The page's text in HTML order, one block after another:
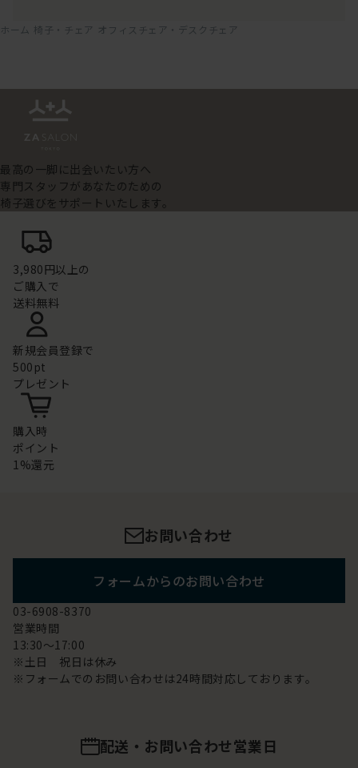
ホーム 椅子・チェア オフィスチェア・デスクチェア
最高の一脚に出会いたい方へ
専門スタッフがあなたのための
椅子選びをサポートいたします。
3,980円以上の
ご購入で
送料無料
新規会員登録で
500pt
プレゼント
購入時
ポイント
1%還元
お問い合わせ
フォームからのお問い合わせ
03-6908-8370
営業時間
13:30～17:00
※土日 祝日は休み
※フォームでのお問い合わせは24時間対応しております。
配送・お問い合わせ営業日